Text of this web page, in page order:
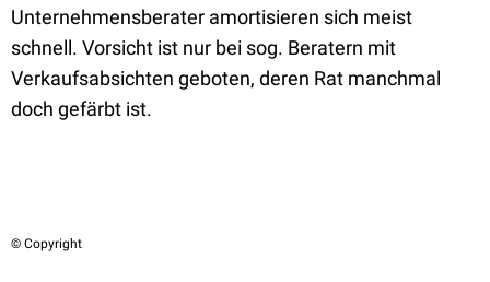
Unternehmensberater amortisieren sich meist
schnell. Vorsicht ist nur bei sog. Beratern mit
Verkaufsabsichten geboten, deren Rat manchmal
doch gefärbt ist.
© Copyright